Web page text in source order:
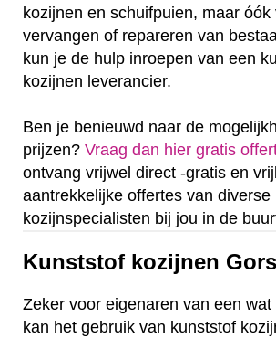
kozijnen en schuifpuien, maar óók
vervangen of repareren van
kun je de hulp inroepen van een
kozijnen leverancier.
Ben je benieuwd naar de
prijzen? Vraag dan hier gratis
ontvang vrijwel direct -gratis en
aantrekkelijke offertes van diverse
kozijnspecialisten bij jou in de
Kunststof kozijnen
Zeker voor eigenaren van een
kan het gebruik van kunststof